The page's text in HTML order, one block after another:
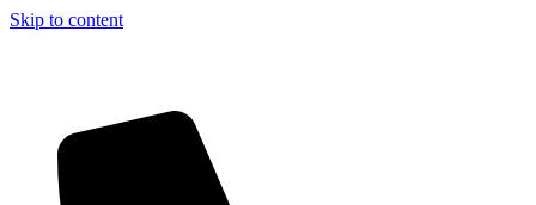
Skip to content